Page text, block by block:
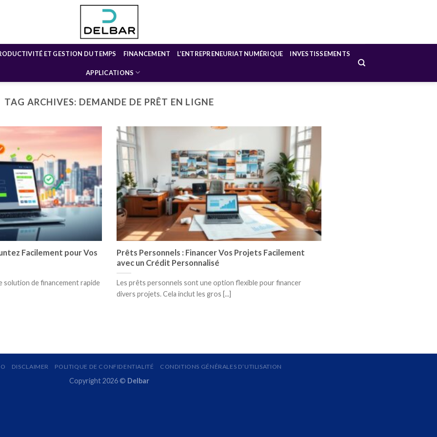
ET GESTION DU TEMPS FINANCEMENT L’ENTREPRENEURIAT NUMÉRIQUE INVESTISSEMENTS
APPLICATIONS
TAG ARCHIVES: DEMANDE DE PRÊT EN LIGNE
Facilement pour Vos
solution de financement rapide
Prêts Personnels : Financer Vos Projets Facilement
avec un Crédit Personnalisé
Les prêts personnels sont une option flexible pour financer
divers projets. Cela inclut les gros [...]
DISCLAIMER POLITIQUE DE CONFIDENTIALITÉ CONDITIONS GÉNÉRALES D’UTILISATION
Copyright 2026 © Delbar